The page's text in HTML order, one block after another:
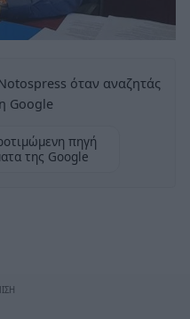
όταν αναζητάς
Google
πηγή
της Google